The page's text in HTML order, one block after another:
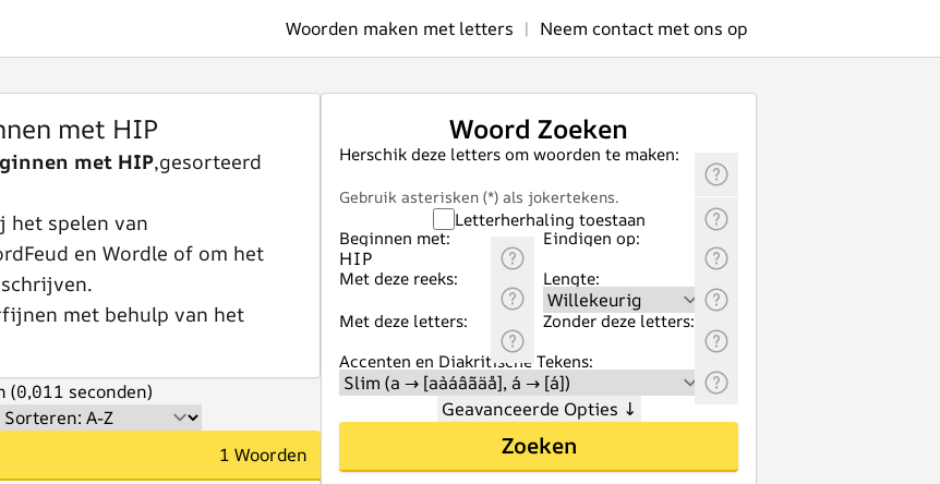
Woorden maken met letters | Neem contact met ons op
met HIP
met HIP,gesorteerd
het spelen van
en Wordle of om het
met behulp van het
(0,011 seconden)
1 Woorden
Woord Zoeken
Herschik deze letters om woorden te maken:
Gebruik asterisken (*) als jokertekens.
Letterherhaling toestaan
Beginnen met:
Eindigen op:
Met deze reeks:
Lengte:
Met deze letters:
Zonder deze letters:
Accenten en Diakritische Tekens:
Geavanceerde Opties ↓
Zoeken